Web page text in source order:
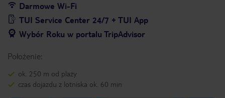
Darmowe Wi-Fi
TUI Service Center 24/7 + TUI App
Wybór Roku w portalu TripAdvisor
Położenie:
ok. 250 m od plaży
czas dojazdu z lotniska ok. 60 min